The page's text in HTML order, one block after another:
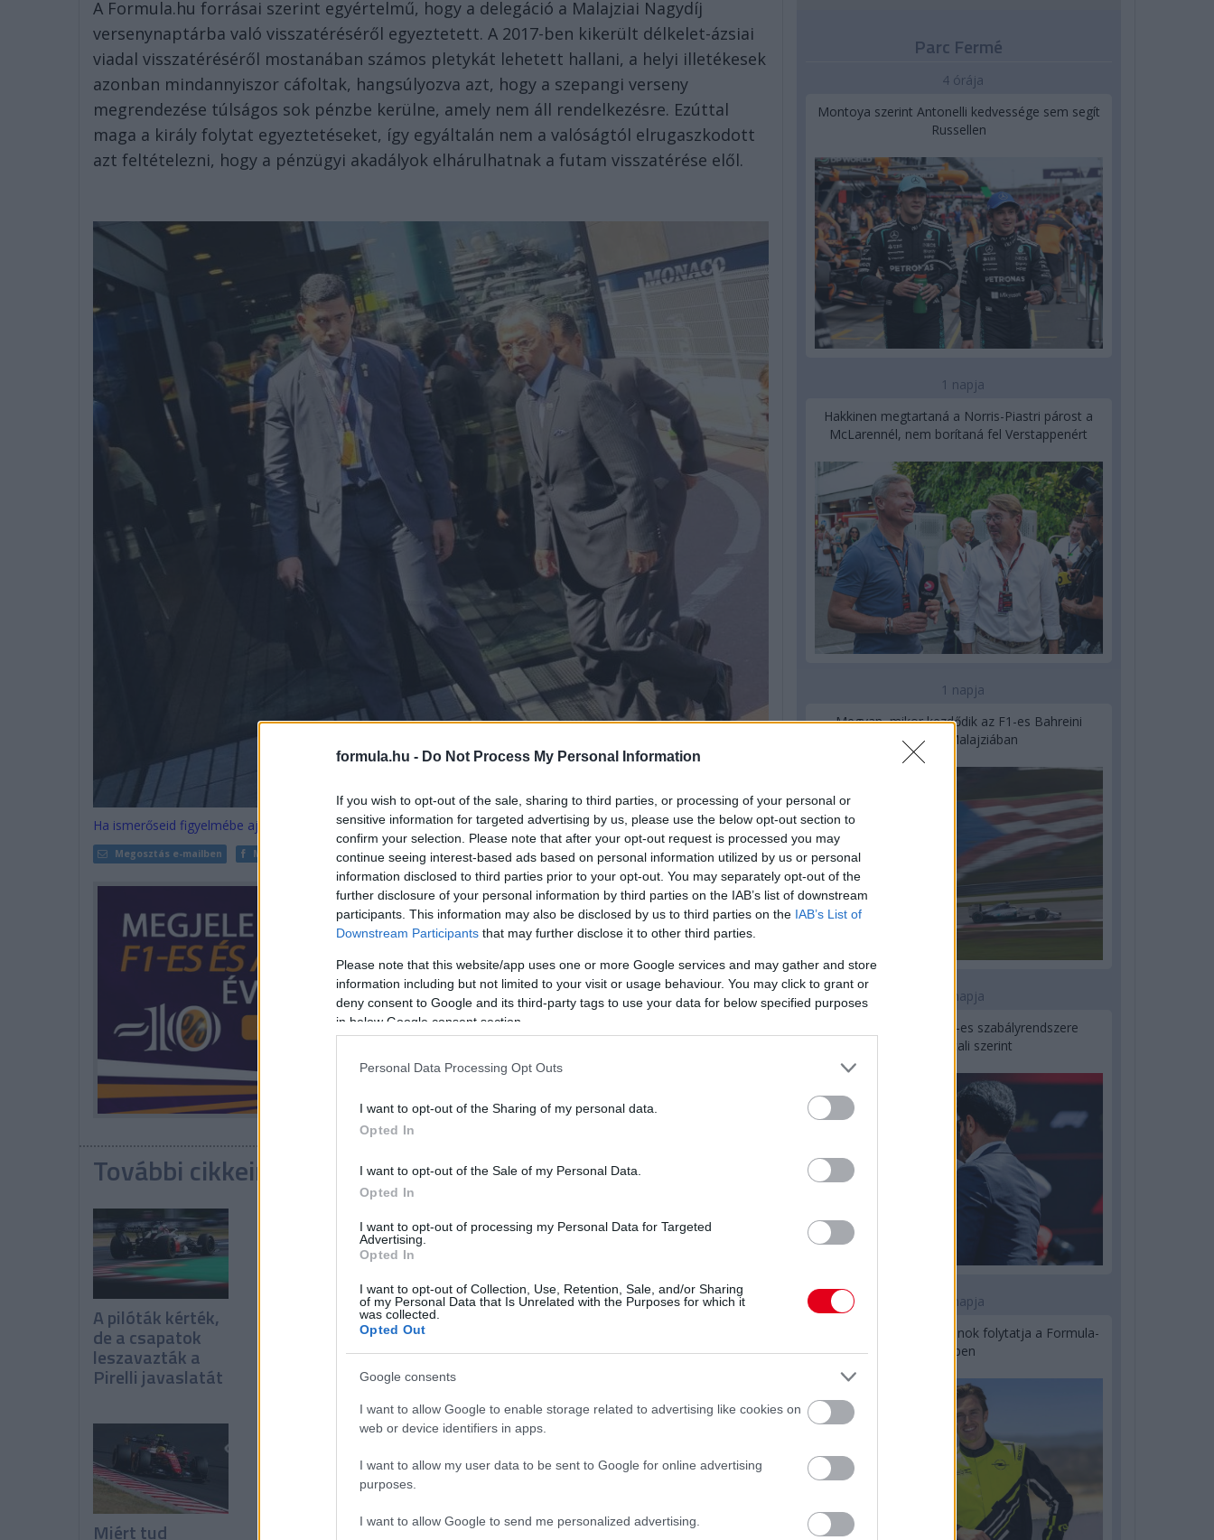
formula.hu - Do Not Process My Personal Information
If you wish to opt-out of the sale, sharing to third parties, or processing of your personal or
sensitive information for targeted advertising by us, please use the below opt-out section to
confirm your selection. Please note that after your opt-out request is processed you may
continue seeing interest-based ads based on personal information utilized by us or personal
information disclosed to third parties prior to your opt-out. You may separately opt-out of the
further disclosure of your personal information by third parties on the IAB’s list of downstream
participants. This information may also be disclosed by us to third parties on the IAB’s List of
Downstream Participants that may further disclose it to other third parties.
Please note that this website/app uses one or more Google services and may gather and store
information including but not limited to your visit or usage behaviour. You may click to grant or
deny consent to Google and its third-party tags to use your data for below specified purposes
in below Google consent section.
Personal Data Processing Opt Outs
I want to opt-out of the Sharing of my personal data.
Opted In
I want to opt-out of the Sale of my Personal Data.
Opted In
I want to opt-out of processing my Personal Data for Targeted
Advertising.
Opted In
I want to opt-out of Collection, Use, Retention, Sale, and/or Sharing
of my Personal Data that Is Unrelated with the Purposes for which it
was collected.
Opted Out
Google consents
I want to allow Google to enable storage related to advertising like cookies on
web or device identifiers in apps.
I want to allow my user data to be sent to Google for online advertising
purposes.
I want to allow Google to send me personalized advertising.
A Formula.hu forrásai szerint egyértelmű, hogy a delegáció a Malajziai Nagydíj
versenynaptárba való visszatéréséről egyeztetett. A 2017-ben kikerült délkelet-ázsiai
viadal visszatéréséről mostanában számos pletykát lehetett hallani, a helyi illetékesek
azonban mindannyiszor cáfoltak, hangsúlyozva azt, hogy a szepangi verseny
megrendezése túlságos sok pénzbe kerülne, amely nem áll rendelkezésre. Ezúttal
maga a király folytat egyeztetéseket, így egyáltalán nem a valóságtól elrugaszkodott
azt feltételezni, hogy a pénzügyi akadályok elhárulhatnak a futam visszatérése elől.
Ha ismerőseid figyelmébe ajánlanád a cikket, megteheted az alábbi gombokkal:
Megosztás e-mailben Megosztás Facebookon
További cikkeink a témában
A pilóták kérték,
de a csapatok
leszavazták a
Pirelli javaslatát
Verstappen:
Kormányzati
támogatás nélkül Russell magára
koncentrál
Bizakodnak a
lépést várnak
Miért tud Red Bull: Óriási a Miért az „A Red Bull mindig
Parc Fermé
4 órája
Montoya szerint Antonelli kedvessége sem segít
Russellen
1 napja
Hakkinen megtartaná a Norris-Piastri párost a
McLarennél, nem borítaná fel Verstappenért
1 napja
Megvan, mikor kezdődik az F1-es Bahreini
Nagydíj Malajziában
2 napja
Ilyen lehet a jövő F1-es szabályrendszere
Domenicali szerint
2 napja
Újabb korábbi F2-es bajnok folytatja a Formula-
E-ben